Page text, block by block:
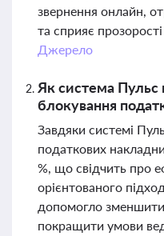
звернення онлайн,
та сприяє
Джерело
Як система Пульс
блокування
Завдяки системі
податкових
%, що свідчить про
орієнтованого
допомогло
покращити умови